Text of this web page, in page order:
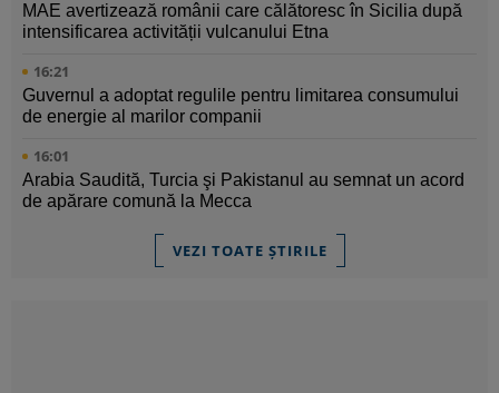
MAE avertizează românii care călătoresc în Sicilia după
intensificarea activității vulcanului Etna
16:21
Guvernul a adoptat regulile pentru limitarea consumului
de energie al marilor companii
16:01
Arabia Saudită, Turcia şi Pakistanul au semnat un acord
de apărare comună la Mecca
VEZI TOATE ȘTIRILE